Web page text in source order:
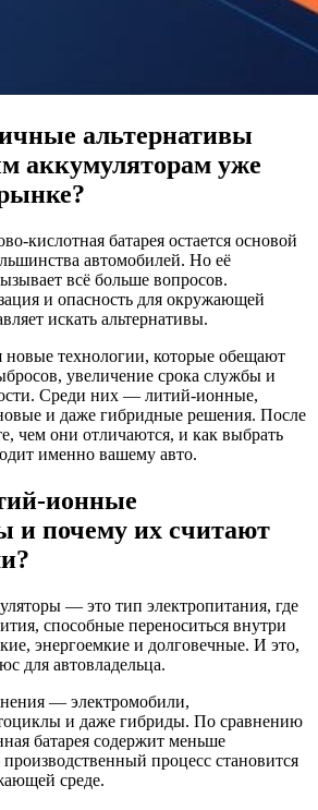
альтернативы
аккумуляторам уже
кислотная батарея остается основой
автомобилей. Но её
всё больше вопросов.
и опасность для окружающей
искать альтернативы.
технологии, которые обещают
увеличение срока службы и
Среди них — литий-ионные,
и даже гибридные решения. После
чем они отличаются, и как выбрать
именно вашему авто.
ионные
и почему их считают
— это тип электропитания, где
способные переноситься внутри
энергоемкие и долговечные. И это,
для автовладельца.
— электромобили,
и даже гибриды. По сравнению
батарея содержит меньше
процесс становится
среде.